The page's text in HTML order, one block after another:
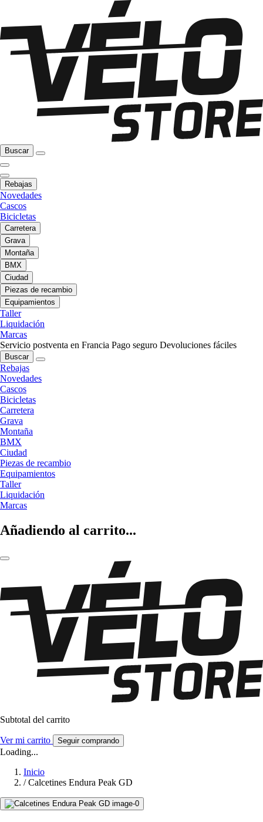
Buscar
Rebajas
Novedades
Cascos
Bicicletas
Carretera
Grava
Montaña
BMX
Ciudad
Piezas de recambio
Equipamientos
Taller
Liquidación
Marcas
Servicio postventa en Francia Pago seguro Devoluciones fáciles
Buscar
Rebajas
Novedades
Cascos
Bicicletas
Carretera
Grava
Montaña
BMX
Ciudad
Piezas de recambio
Equipamientos
Taller
Liquidación
Marcas
Añadiendo al carrito...
Subtotal del carrito
Ver mi carrito Seguir comprando
Loading...
Inicio
/ Calcetines Endura Peak GD